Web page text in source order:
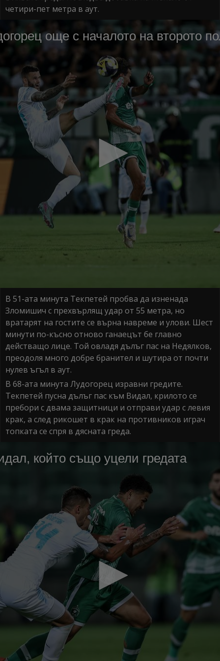
четири-пет метра в аут.
В 51-ата минута Текпетей пробва да изненада
Зломишич с прехвърлящ удар от 55 метра, но
вратарят на гостите се върна навреме и улови. Шест
минути по-късно отново ганаецът бе главно
действащо лице. Той овладя дълъг пас на Недялков,
преодоля много добре бранител и шутира от почти
нулев ъгъл в аут.
В 68-ата минута Лудогорец изравни гредите.
Текпетей пусна дълъг пас към Видал, крилото се
пребори с двама защитници и отправи удар с левия
крак, а след рикошет в крак на противников играч
топката се спря в дясната греда.